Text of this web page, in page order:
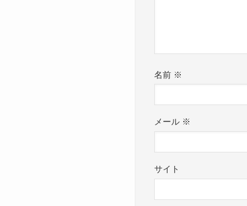
名前 ※
メール ※
サイト